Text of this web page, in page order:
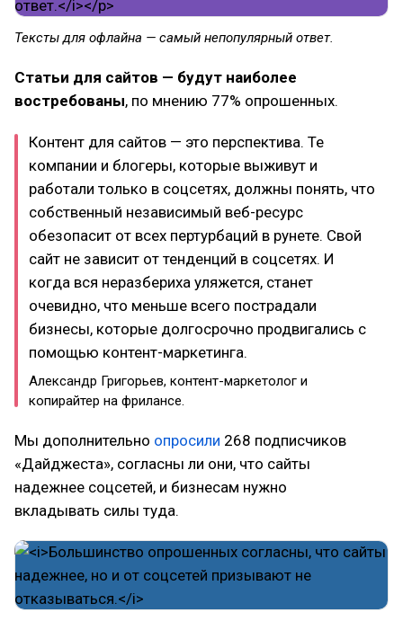
Тексты для офлайна — самый непопулярный ответ.
Статьи для сайтов — будут наиболее
востребованы, по мнению 77% опрошенных.
Контент для сайтов — это перспектива. Те
компании и блогеры, которые выживут и
работали только в соцсетях, должны понять, что
собственный независимый веб-ресурс
обезопасит от всех пертурбаций в рунете. Свой
сайт не зависит от тенденций в соцсетях. И
когда вся неразбериха уляжется, станет
очевидно, что меньше всего пострадали
бизнесы, которые долгосрочно продвигались с
помощью контент-маркетинга.
Александр Григорьев, контент-маркетолог и
копирайтер на фрилансе.
Мы дополнительно опросили 268 подписчиков
«Дайджеста», согласны ли они, что сайты
надежнее соцсетей, и бизнесам нужно
вкладывать силы туда.